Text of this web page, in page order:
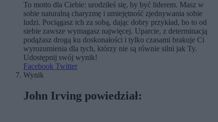
To motto dla Ciebie: urodziłeś się, by być liderem. Masz w
sobie naturalną charyzmę i umiejętność zjednywania sobie
ludzi. Pociągasz ich za sobą, dając dobry przykład, bo to od
siebie zawsze wymagasz najwięcej. Uparcie, z determinacją
podążasz drogą ku doskonałości i tylko czasami brakuje Ci
wyrozumienia dla tych, którzy nie są równie silni jak Ty.
Udostępnij swój wynik!
Facebook Twitter
Wynik
John Irving powiedział: